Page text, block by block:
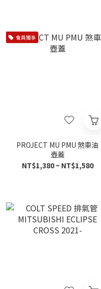
會員獨享
PROJECT MU PMU 煞車油
壺蓋
NT$1,380 ~ NT$1,580